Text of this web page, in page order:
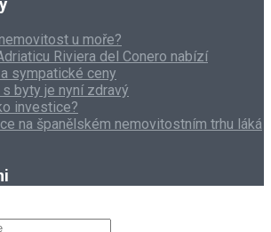
u moře?
Riviera del Conero nabízí
sympatické ceny
byty je nyní zdravý
investice?
na španělském nemovitostním trhu láká